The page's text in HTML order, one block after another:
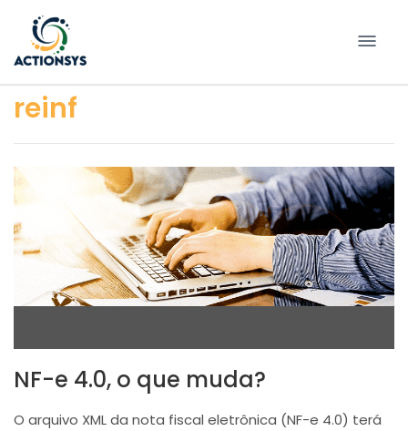
conteúdo
reinf
NF-e 4.0, o que muda?
O arquivo XML da nota fiscal eletrônica (NF-e 4.0) terá